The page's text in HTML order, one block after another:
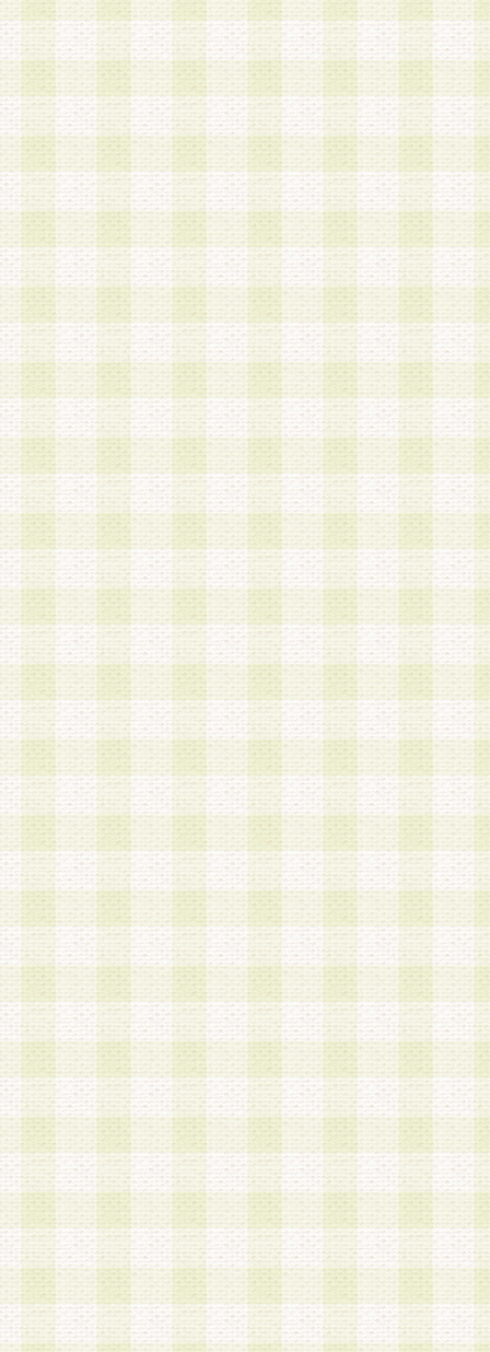
a.既に登録されている会員と同一のメールアドレ
録する場合
b.本サービスと同様のサービスを提供している企
業に従事していると思われる本人またはその家族
場合
c.その他当社が不適切と判断する場合
2.当社は、会員登録希望者を会員として承認する
した 場合、会員登録希望者による会員登録手続
による承認後の場合であっても、会員登録の取り
の抹消を、当社が適切と判 断する方法・手段に
とができるものとします。
3.会員登録希望者が18歳未満、成年被後見人、被
人 である場合は、親権者などの法定代理人の同
録を行うものとします。なお、義務教育学齢に該
者については、登録時に 当社が別途定める方法
権者による承認手続きを行うものとします。
第3条 会員の登録方法
1.会員登録手続きは、会員登録希望者本人が行う
る登録は一切認められないものとします。
2.会員登録希望者は、本規約に同意の後、当社指
画 面」において、当社が指定する必要事項を入
を行うものとします。当社は、会員登録を承認し
会員として本サービスを 受けるためのログイン
を付与します。
3.会員は、会員登録の際に申告する登録情報の全
いかなる虚偽の申告をも行ってはならないものと
4.会員は、複数のログインＩＤおよびパスワード
いものとします。
第4条 ログインIDおよびパスワードの管理
1.会員は、会員登録後、本サイト内にて本サービ
加する際には、前条に基づき当社から付与された
スワードを使用するものとします。
2.登録の際に当社が付与したログインIDおよびパ
の使用に関しては、全て会員本人がその責任を負
3.会員は、当社から付与されたログインIDおよび
貸与、名義変更、売買その他形態を問わず第三者
ならないものとします。
4.当社は、会員によるログインIDおよびパスワー
盗用など第三者の利用に伴う損害の発生について
き事由の有無、その他原因の如何を問わず、一切
のとします。